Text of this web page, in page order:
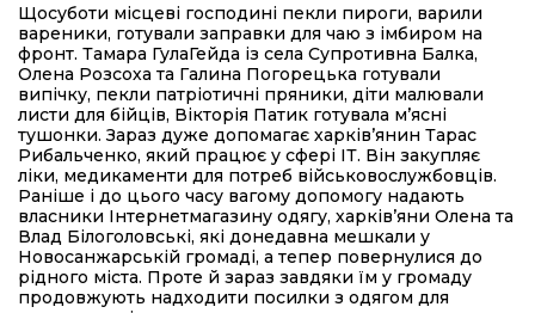
Щосуботи місцеві господині пекли пироги, варили
вареники, готували заправки для чаю з імбиром на
фронт. Тамара Гула­Гейда із села Супротивна Балка,
Олена Розсоха та Галина Погорецька готували
випічку, пекли патріотичні пряники, діти малювали
листи для бійців, Вікторія Патик готувала м’ясні
тушонки. Зараз дуже допомагає харків’янин Тарас
Рибальченко, який працює у сфері ІТ. Він закупляє
ліки, медикаменти для потреб військовослужбовців.
Раніше і до цього часу вагому допомогу надають
власники Інтернет­магазину одягу, харків’яни Олена та
Влад Білоголовські, які донедавна мешкали у
Новосанжарській громаді, а тепер повернулися до
рідного міста. Проте й зараз завдяки їм у громаду
продовжують надходити посилки з одягом для